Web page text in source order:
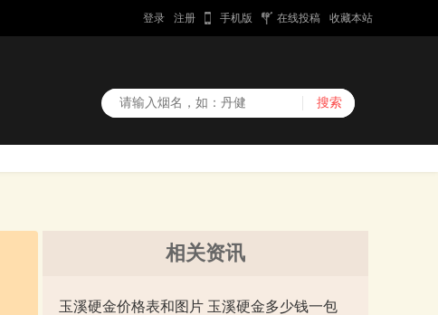
登录 注册 手机版 在线投稿 收藏本站
相关资讯
玉溪硬金价格表和图片 玉溪硬金多少钱一包